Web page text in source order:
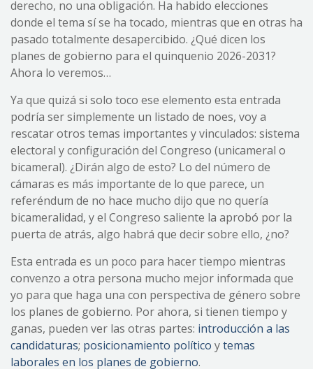
derecho, no una obligación. Ha habido elecciones
donde el tema sí se ha tocado, mientras que en otras ha
pasado totalmente desapercibido. ¿Qué dicen los
planes de gobierno para el quinquenio 2026-2031?
Ahora lo veremos…
Ya que quizá si solo toco ese elemento esta entrada
podría ser simplemente un listado de noes, voy a
rescatar otros temas importantes y vinculados: sistema
electoral y configuración del Congreso (unicameral o
bicameral). ¿Dirán algo de esto? Lo del número de
cámaras es más importante de lo que parece, un
referéndum de no hace mucho dijo que no quería
bicameralidad, y el Congreso saliente la aprobó por la
puerta de atrás, algo habrá que decir sobre ello, ¿no?
Esta entrada es un poco para hacer tiempo mientras
convenzo a otra persona mucho mejor informada que
yo para que haga una con perspectiva de género sobre
los planes de gobierno. Por ahora, si tienen tiempo y
ganas, pueden ver las otras partes: introducción a las
candidaturas; posicionamiento político ytemas
laborales en los planes de gobierno.